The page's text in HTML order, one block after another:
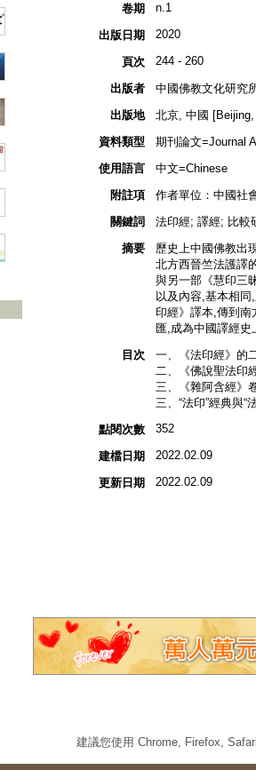
卷期
n.1
出版日期 2020
頁次 244 - 260
出版者
中國佛教文化研究
出版地
北京, 中國 [Beijing,
資料類型
期刊論文=Journal
使用語言
中文=Chinese
附註項
作者單位：中國社
關鍵詞
法印經; 譯經; 比較
摘要
歷史上中國佛教出
北方西晉竺法護譯
與另一部《慧印三
以及內容,基本相
印經》譯本,傳到南
匯,成為中國譯經史
目次
一、《法印經》的
二、《佛說聖法印
三、《雜阿含經》
三、“法印”經典與“
點閱次數
352
建檔日期 2022.02.09
更新日期 2022.02.09
建議您使用 Chrome, Firefox,